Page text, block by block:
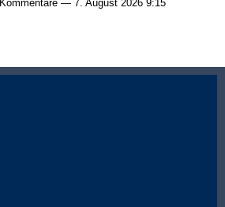
Kommentare — 7. August 2026 9:15